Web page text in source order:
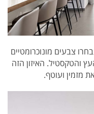
צבעים מונוכרומטיים
והטקסטיל. האיזון הזה
מזמין ועוטף.